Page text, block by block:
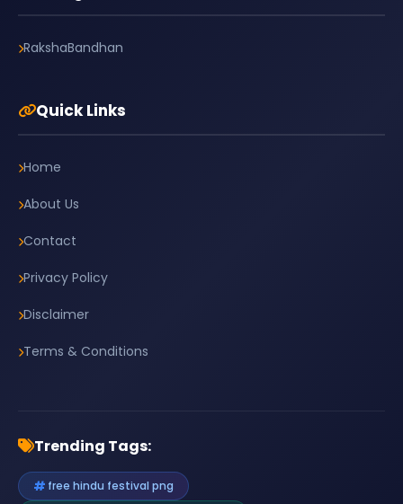
RakshaBandhan
Quick Links
Home
About Us
Contact
Privacy Policy
Disclaimer
Terms & Conditions
Trending Tags:
free hindu festival png